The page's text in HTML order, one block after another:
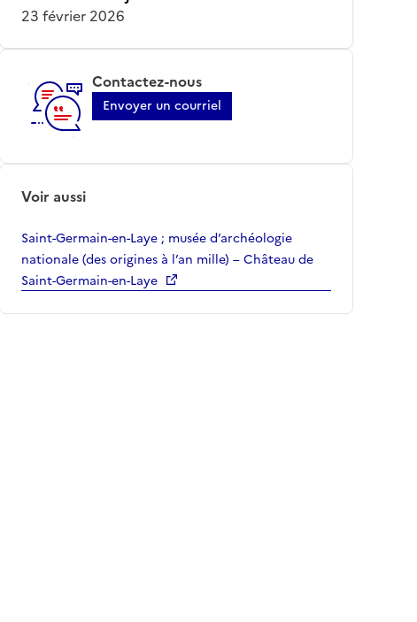
23 février 2026
Contactez-nous
Envoyer un courriel
Voir aussi
Saint-Germain-en-Laye ; musée d’archéologie
nationale (des origines à l’an mille) – Château de
Saint-Germain-en-Laye